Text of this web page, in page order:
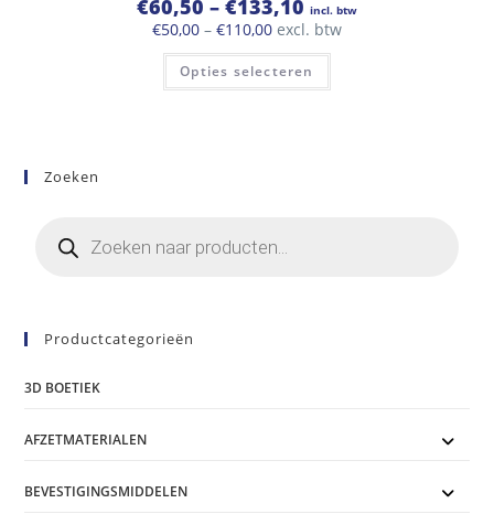
€60,50 – €133,10 €60,50
tot
€133,10
incl. btw
€50,00 – €110,00Prijsklasse:
tot
€110,00
excl. btw
Opties selecteren
Dit
heeft
Zoeken
zoeken
Productcategorieën
3D BOETIEK
AFZETMATERIALEN
BEVESTIGINGSMIDDELEN